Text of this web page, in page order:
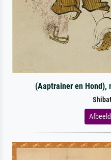
(Aaptrainer en Hond),